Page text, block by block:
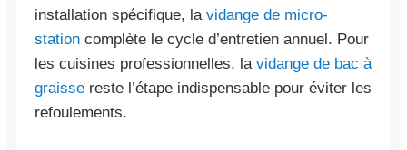
installation spécifique, la vidange de micro-
station complète le cycle d’entretien annuel. Pour
les cuisines professionnelles, la vidange de bac à
graisse reste l’étape indispensable pour éviter les
refoulements.